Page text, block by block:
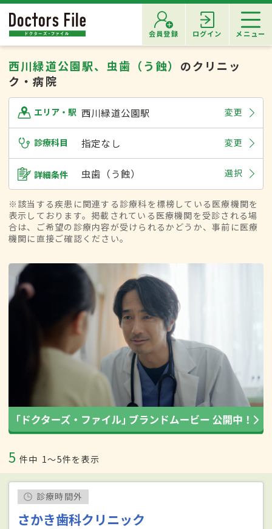
会員登録 ログイン メニュー
西川緑道公園駅、虫歯（う蝕） のクリニッ
ク・病院
エリア・駅 西川緑道公園駅 変更
診療科目 指定なし 変更
詳細条件 虫歯（う蝕） 選択
※該当する疾患に関連する診療科を標榜している医療機関を
表示しております。掲載されている医療機関を受診される場
合は、ご希望の診療内容が受けられるかどうか、事前に医療
機関に直接ご確認ください。
5 件中 1〜5件を表示
診療時間外
さかき歯科クリニック